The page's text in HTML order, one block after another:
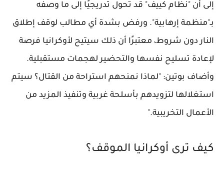
إلى أن "نظام كييف" قد تحول تدريجيًا إلى ما وصفه
بـ"منظمة إرهابية". ورفض بشدة أي مطالب لوقف إطلاق
النار دون شروط، معتبرًا أن ذلك سيتيح لأوكرانيا فرصة
لإعادة تسليح نفسها والتحضير لهجمات مستقبلية.
وأضاف بوتين: "لماذا نمنحهم استراحة من القتال؟ سيتم
استغلالها لتزويدهم بأسلحة غربية وتنفيذ المزيد من
الأعمال التخريبية."
كيف ترى أوكرانيا الموقف؟